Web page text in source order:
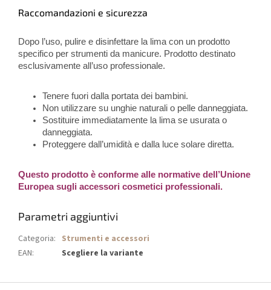
Raccomandazioni e sicurezza
Dopo l’uso, pulire e disinfettare la lima con un prodotto
specifico per strumenti da manicure. Prodotto destinato
esclusivamente all’uso professionale.
Tenere fuori dalla portata dei bambini.
Non utilizzare su unghie naturali o pelle danneggiata.
Sostituire immediatamente la lima se usurata o
danneggiata.
Proteggere dall’umidità e dalla luce solare diretta.
Questo prodotto è conforme alle normative dell’Unione
Europea sugli accessori cosmetici professionali.
Parametri aggiuntivi
Categoria: Strumenti e accessori
EAN: Scegliere la variante